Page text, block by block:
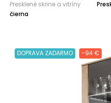
Presklené skrine a vitríny
lefkas / čierna
DOPRAVA ZADARMO -94 €